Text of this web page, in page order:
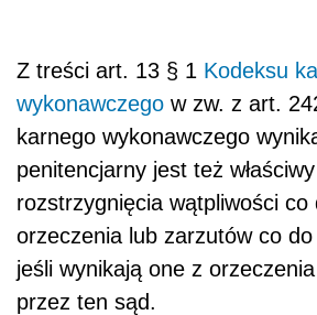
Z treści art. 13 § 1 Kodeksu
wykonawczego w zw. z art.
karnego wykonawczego
penitencjarny jest też
rozstrzygnięcia wątpliwości co
orzeczenia lub zarzutów co
jeśli wynikają one z
przez ten sąd.